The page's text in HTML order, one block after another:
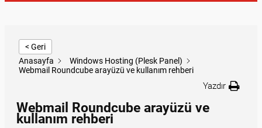
< Geri
Anasayfa
Windows Hosting (Plesk Panel)
Webmail Roundcube arayüzü ve kullanım rehberi
Yazdır
Webmail Roundcube arayüzü ve
kullanım rehberi